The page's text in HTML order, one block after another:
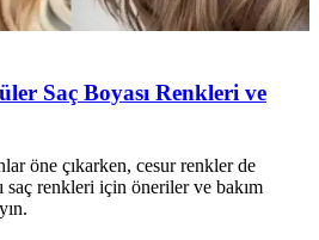
Saç Boyası Renkleri ve
öne çıkarken, cesur renkler de
saç renkleri için öneriler ve bakım